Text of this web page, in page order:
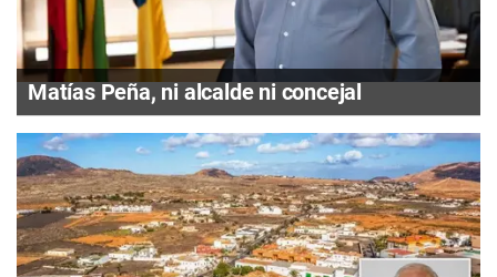
Matías Peña, ni alcalde ni concejal